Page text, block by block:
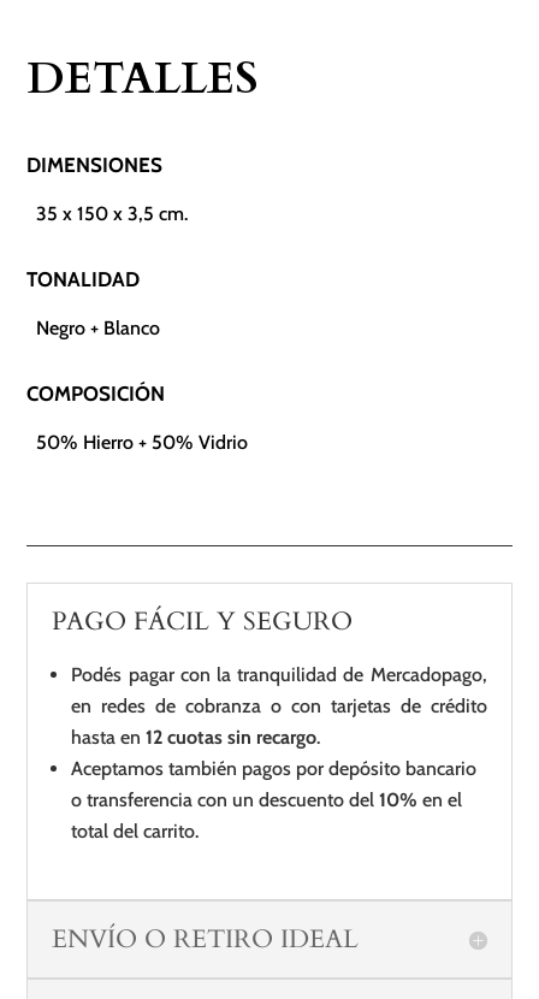
DETALLES
DIMENSIONES
35 x 150 x 3,5 cm.
TONALIDAD
Negro + Blanco
COMPOSICIÓN
50% Hierro + 50% Vidrio
PAGO FÁCIL Y SEGURO
Podés pagar con la tranquilidad de Mercadopago,
en redes de cobranza o con tarjetas de crédito
hasta en12 cuotas sin recargo.
Aceptamos también pagos por depósito bancario
o transferencia con un descuento del10% en el
total del carrito.
ENVÍO O RETIRO IDEAL